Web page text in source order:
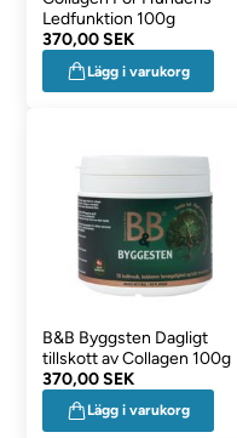
Ledfunktion 100g
370,00 SEK
Lägg i varukorg
B&B Byggsten Dagligt
tillskott av Collagen 100g
370,00 SEK
Lägg i varukorg